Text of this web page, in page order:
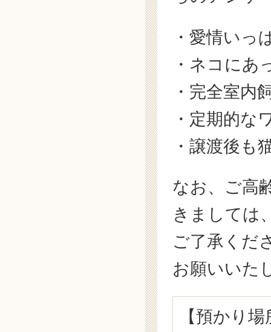
・愛情いっ
・ネコにあ
・完全室内
・定期的な
・譲渡後も
なお、ご高
きましては
ご了承くだ
お願いいた
【預かり